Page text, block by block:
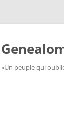
Aller
«Un peuple qui